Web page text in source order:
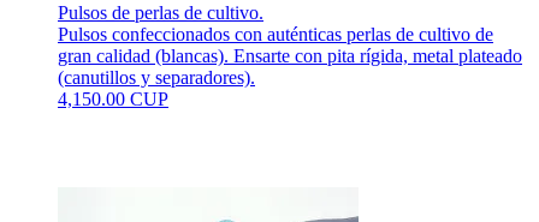
Pulsos de perlas de cultivo.
Pulsos confeccionados con auténticas perlas de cultivo de
gran calidad (blancas). Ensarte con pita rígida, metal plateado
(canutillos y separadores).
4,150.00 CUP